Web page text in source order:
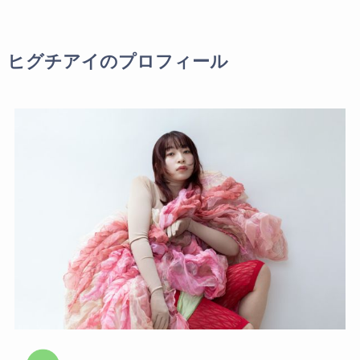
ヒグチアイのプロフィール